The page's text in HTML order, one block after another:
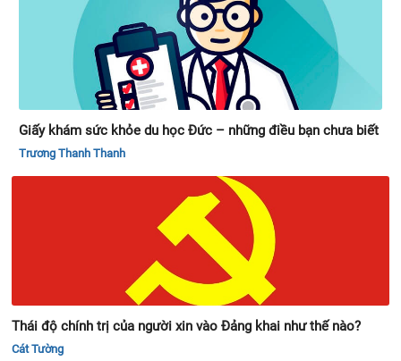
Giấy khám sức khỏe du học Đức – những điều bạn chưa biết
Trương Thanh Thanh
Thái độ chính trị của người xin vào Đảng khai như thế nào?
Cát Tường